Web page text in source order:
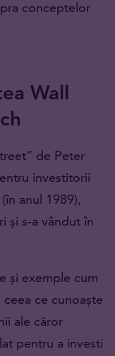
conceptelor
Wall
de Peter
investitorii
anul 1989),
și s-a vândut în
și exemple cum
ce cunoaște
ale căror
pentru a investi